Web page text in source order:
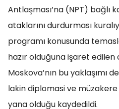
Antlaşması’na (NPT) bağlı
ataklarını durdurması
programı konusunda
hazır olduğuna işaret edilen
Moskova’nın bu yaklaşımı
lakin diplomasi ve
yana olduğu kaydedildi.